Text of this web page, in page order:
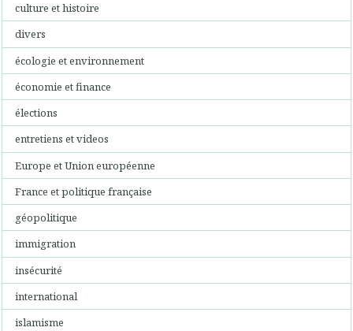
culture et histoire
divers
écologie et environnement
économie et finance
élections
entretiens et videos
Europe et Union européenne
France et politique française
géopolitique
immigration
insécurité
international
islamisme